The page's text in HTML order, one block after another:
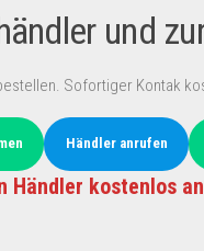
und
Sofortiger Kontak
Händler anrufen
Händler kostenlos